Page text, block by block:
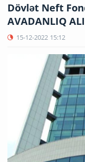
Dövlət Neft
AVADANLIQ
15-12-2022 15:12